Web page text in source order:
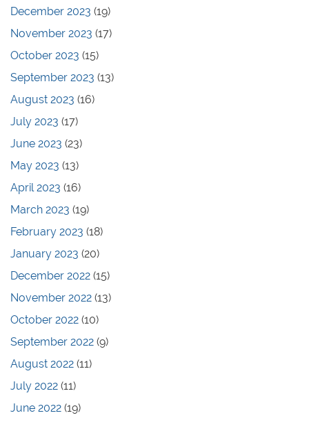
December 2023 (19)
November 2023 (17)
October 2023 (15)
September 2023 (13)
August 2023 (16)
July 2023 (17)
June 2023 (23)
May 2023 (13)
April 2023 (16)
March 2023 (19)
February 2023 (18)
January 2023 (20)
December 2022 (15)
November 2022 (13)
October 2022 (10)
September 2022 (9)
August 2022 (11)
July 2022 (11)
June 2022 (19)